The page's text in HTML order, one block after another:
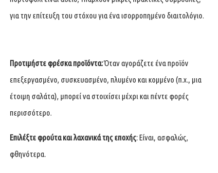
για την επίτευξη του στόχου για ένα ισορροπημένο διαιτολόγιο.
Προτιμήστε φρέσκα προϊόντα:Όταν αγοράζετε ένα προϊόν
επεξεργασμένο, συσκευασμένο, πλυμένο και κομμένο (π.χ., μια
έτοιμη σαλάτα), μπορεί να στοιχίσει μέχρι και πέντε φορές
περισσότερο.
Επιλέξτε φρούτα και λαχανικά της εποχής: Είναι, ασφαλώς,
φθηνότερα.